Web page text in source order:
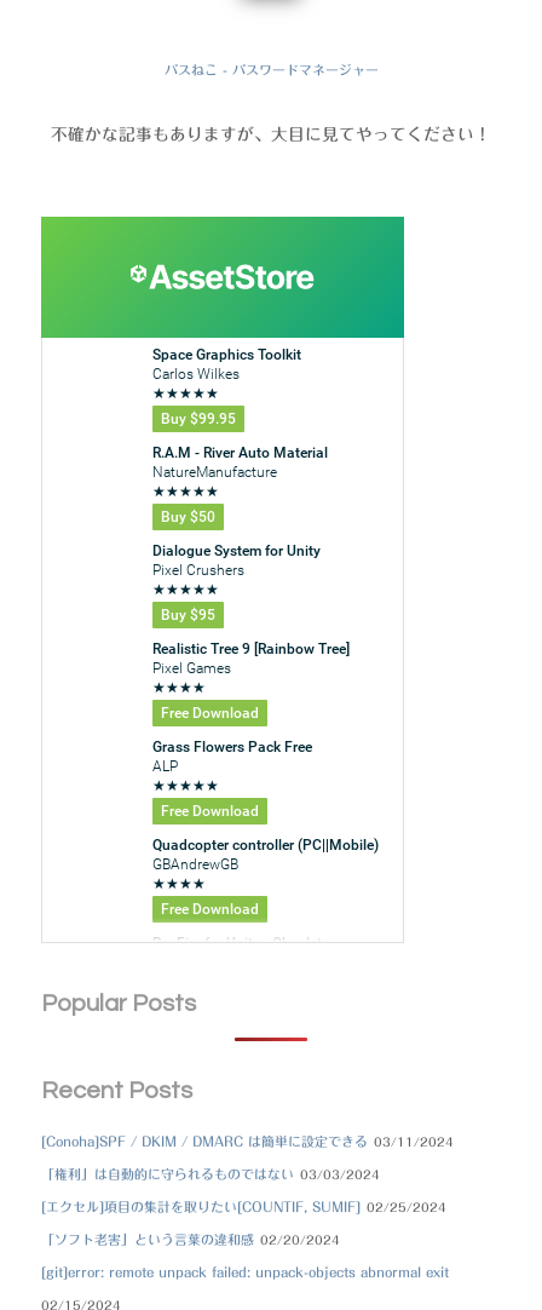
パスねこ - パスワードマネージャー
不確かな記事もありますが、大目に見てやってください！
Popular Posts
Recent Posts
[Conoha]SPF / DKIM / DMARC は簡単に設定できる 03/11/2024
「権利」は自動的に守られるものではない 03/03/2024
[エクセル]項目の集計を取りたい[COUNTIF, SUMIF] 02/25/2024
「ソフト老害」という言葉の違和感 02/20/2024
[git]error: remote unpack failed: unpack-objects abnormal exit
02/15/2024